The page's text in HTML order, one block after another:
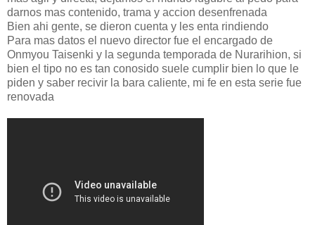
darnos mas contenido, trama y accion desenfrenada
Bien ahi gente, se dieron cuenta y les enta rindiendo
Para mas datos el nuevo director fue el encargado de
Onmyou Taisenki y la segunda temporada de Nurarihion, si
bien el tipo no es tan conosido suele cumplir bien lo que le
piden y saber recivir la bara caliente, mi fe en esta serie fue
renovada